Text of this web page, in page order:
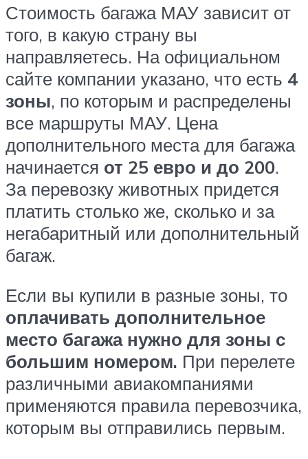
Стоимость багажа МАУ зависит от
того, в какую страну вы
направляетесь. На официальном
сайте компании указано, что есть 4
зоны, по которым и распределены
все маршруты МАУ. Цена
дополнительного места для багажа
начинается от 25 евро и до 200.
За перевозку животных придется
платить столько же, сколько и за
негабаритный или дополнительный
багаж.
Если вы купили в разные зоны, то
оплачивать дополнительное
место багажа нужно для зоны с
большим номером. При перелете
различными авиакомпаниями
применяются правила перевозчика,
которым вы отправились первым.